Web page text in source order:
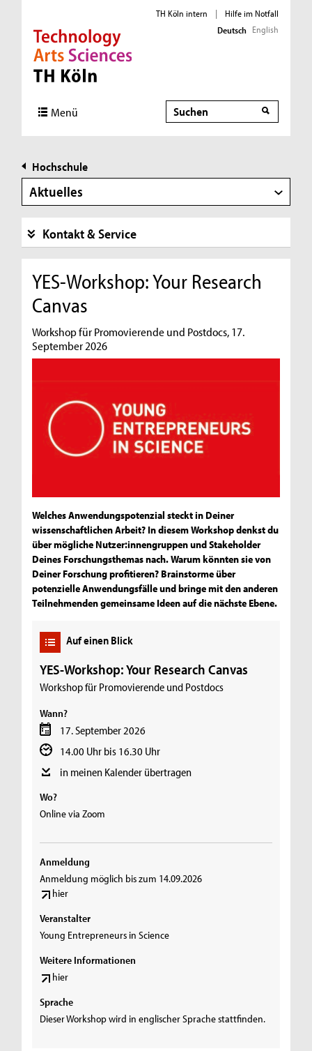
Direkt zur Hauptnavigation
Direkt zur Subnavigation
Direkt zum Inhalt
Direkt zum Fußbereich
TH Köln intern |
Hilfe im Notfall
Deutsch English
Menü Suche
Hochschule
Aktuelles
Kontakt & Service
YES-Workshop: Your Research
Canvas
Workshop für Promovierende und Postdocs, 17.
September 2026
Welches Anwendungspotenzial steckt in Deiner
wissenschaftlichen Arbeit? In diesem Workshop denkst du
über mögliche Nutzer:innengruppen und Stakeholder
Deines Forschungsthemas nach. Warum könnten sie von
Deiner Forschung profitieren? Brainstorme über
potenzielle Anwendungsfälle und bringe mit den anderen
Teilnehmenden gemeinsame Ideen auf die nächste Ebene.
Auf einen Blick
YES-Workshop: Your Research Canvas
Workshop für Promovierende und Postdocs
Wann?
17. September 2026
14.00 Uhr bis 16.30 Uhr
in meinen Kalender übertragen
Wo?
Online via Zoom
Anmeldung
Anmeldung möglich bis zum 14.09.2026
hier
Veranstalter
Young Entrepreneurs in Science
Weitere Informationen
hier
Sprache
Dieser Workshop wird in englischer Sprache stattfinden.